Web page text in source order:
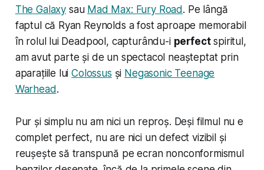
The Galaxy sau Mad Max: Fury Road. Pe lângă
faptul că Ryan Reynolds a fost aproape memorabil
în rolul lui Deadpool, capturându-i perfectspiritul,
am avut parte și de un spectacol neașteptat prin
aparațiile luiColossus și Negasonic Teenage
Warhead.
Pur și simplu nu am nici un reproș. Deși filmul nu e
complet perfect, nu are nici un defect vizibil și
reușește să transpună pe ecran nonconformismul